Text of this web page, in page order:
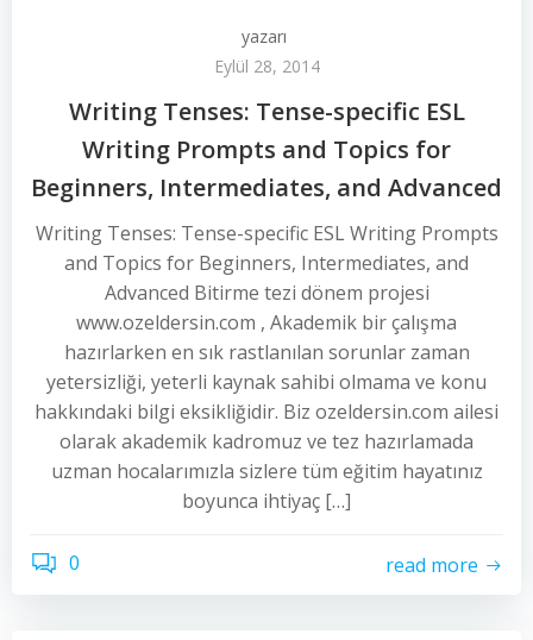
yazarı
Eylül 28, 2014
Writing Tenses: Tense-specific ESL
Writing Prompts and Topics for
Beginners, Intermediates, and Advanced
Writing Tenses: Tense-specific ESL Writing Prompts
and Topics for Beginners, Intermediates, and
Advanced Bitirme tezi dönem projesi
www.ozeldersin.com , Akademik bir çalışma
hazırlarken en sık rastlanılan sorunlar zaman
yetersizliği, yeterli kaynak sahibi olmama ve konu
hakkındaki bilgi eksikliğidir. Biz ozeldersin.com ailesi
olarak akademik kadromuz ve tez hazırlamada
uzman hocalarımızla sizlere tüm eğitim hayatınız
boyunca ihtiyaç […]
0 read more